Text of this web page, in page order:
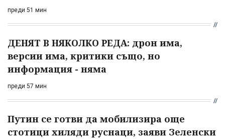
преди 51 мин
ДЕНЯТ В НЯКОЛКО РЕДА: дрон има,
версии има, критики също, но
информация - няма
преди 57 мин
Путин се готви да мобилизира още
стотици хиляди руснаци, заяви Зеленски